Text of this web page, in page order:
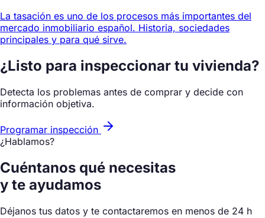
La tasación es uno de los procesos más importantes del
mercado inmobiliario español. Historia, sociedades
principales y para qué sirve.
¿Listo para inspeccionar tu vivienda?
Detecta los problemas antes de comprar y decide con
información objetiva.
Programar inspección
¿Hablamos?
Cuéntanos qué necesitas
y te ayudamos
Déjanos tus datos y te contactaremos en menos de 24 h